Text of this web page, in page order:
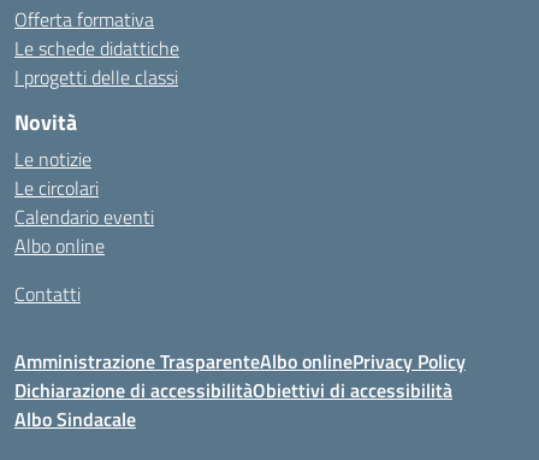
Offerta formativa
Le schede didattiche
I progetti delle classi
Novità
Le notizie
Le circolari
Calendario eventi
Albo online
Contatti
Amministrazione TrasparenteAlbo onlinePrivacy Policy
Dichiarazione di accessibilitàObiettivi di accessibilità
Albo Sindacale